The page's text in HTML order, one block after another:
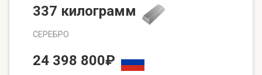
337 килограмм
СЕРЕБРО
24 398 800₽